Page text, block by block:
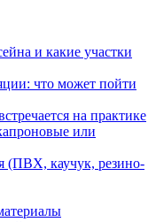
и какие участки
что может пойти
на практике
или
(ПВХ, каучук, резино-